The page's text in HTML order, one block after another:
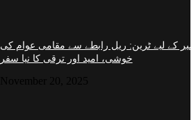
کے لیے ٹرین: ریل رابطے سے مقامی عوام کی
خوشی، امید اور ترقی کا نیا سفر